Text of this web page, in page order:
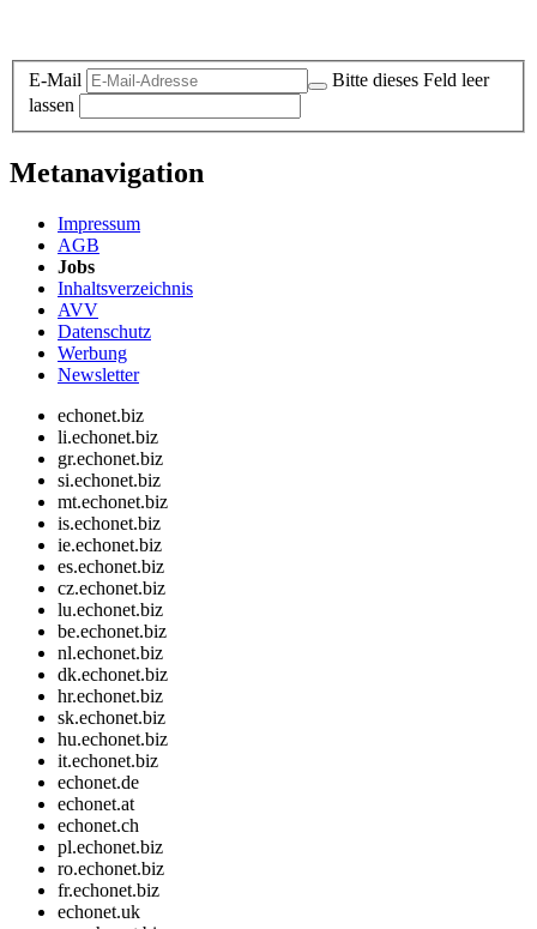
E-Mail
Bitte dieses Feld leer
lassen
Metanavigation
Impressum
AGB
Jobs
Inhaltsverzeichnis
AVV
Datenschutz
Werbung
Newsletter
echonet.biz
li.echonet.biz
gr.echonet.biz
si.echonet.biz
mt.echonet.biz
is.echonet.biz
ie.echonet.biz
es.echonet.biz
cz.echonet.biz
lu.echonet.biz
be.echonet.biz
nl.echonet.biz
dk.echonet.biz
hr.echonet.biz
sk.echonet.biz
hu.echonet.biz
it.echonet.biz
echonet.de
echonet.at
echonet.ch
pl.echonet.biz
ro.echonet.biz
fr.echonet.biz
echonet.uk